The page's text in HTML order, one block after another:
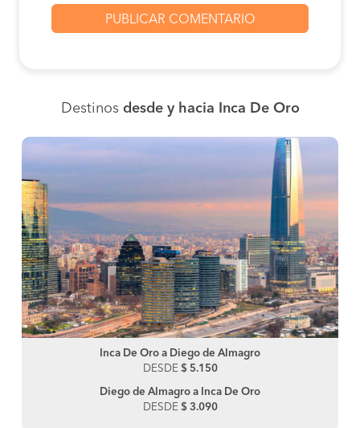
Destinos desde y hacia Inca De Oro
Inca De Oro a Diego de Almagro
DESDE $ 5.150
Diego de Almagro a Inca De Oro
DESDE $ 3.090